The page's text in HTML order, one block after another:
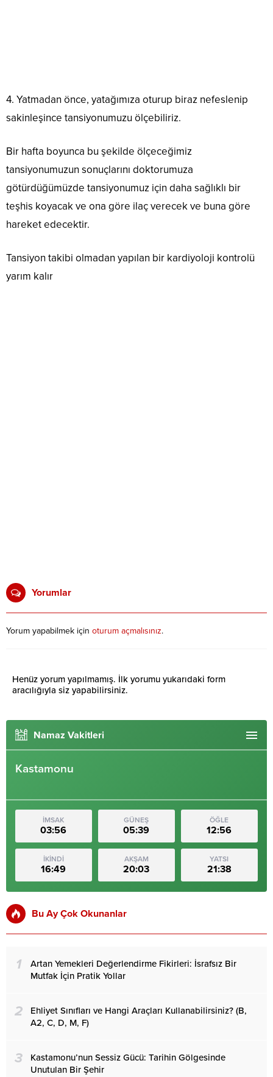
4. Yatmadan önce, yatağımıza oturup biraz nefeslenip
sakinleşince tansiyonumuzu ölçebiliriz.
Bir hafta boyunca bu şekilde ölçeceğimiz
tansiyonumuzun sonuçlarını doktorumuza
götürdüğümüzde tansiyonumuz için daha sağlıklı bir
teşhis koyacak ve ona göre ilaç verecek ve buna göre
hareket edecektir.
Tansiyon takibi olmadan yapılan bir kardiyoloji kontrolü
yarım kalır
Yorumlar
Yorum yapabilmek için oturum açmalısınız.
Henüz yorum yapılmamış. İlk yorumu yukarıdaki form
aracılığıyla siz yapabilirsiniz.
Namaz Vakitleri
Kastamonu
İMSAK
03:56
GÜNEŞ
05:39
ÖĞLE
12:56
İKİNDİ
16:49
AKŞAM
20:03
YATSI
21:38
Bu Ay Çok Okunanlar
1
Artan Yemekleri Değerlendirme Fikirleri: İsrafsız Bir
Mutfak İçin Pratik Yollar
2
Ehliyet Sınıfları ve Hangi Araçları Kullanabilirsiniz? (B,
A2, C, D, M, F)
3
Kastamonu’nun Sessiz Gücü: Tarihin Gölgesinde
Unutulan Bir Şehir